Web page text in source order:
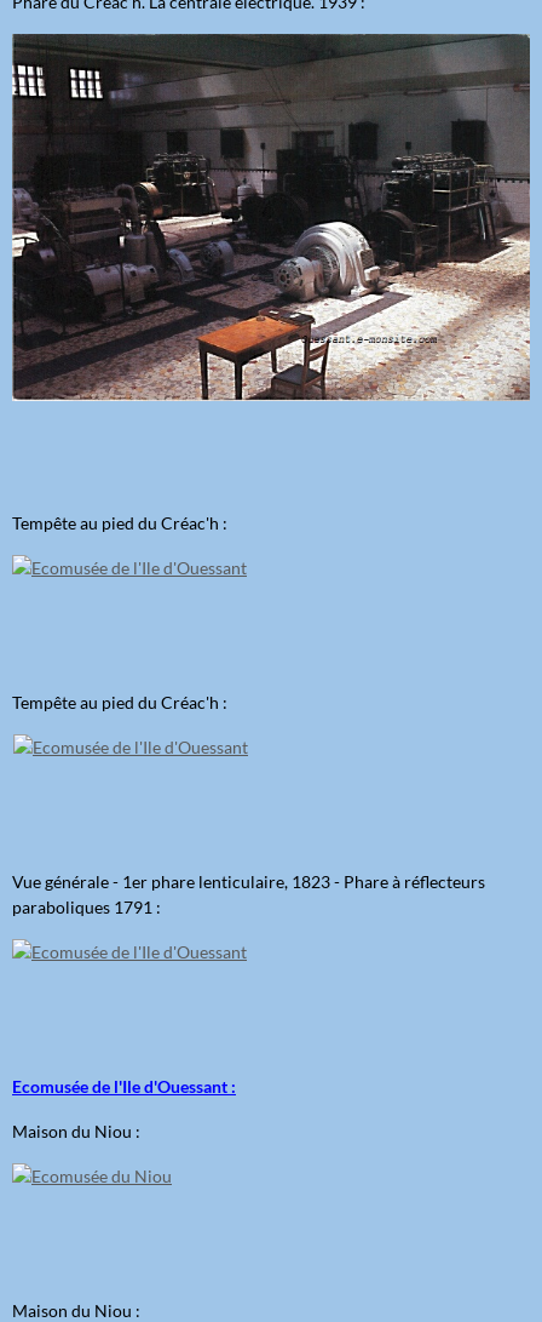
Tempête au pied du Créac'h :
Tempête au pied du Créac'h :
Vue générale - 1er phare lenticulaire, 1823 - Phare à réflecteurs
paraboliques 1791 :
Ecomusée de l'Ile d'Ouessant :
Maison du Niou :
Maison du Niou :